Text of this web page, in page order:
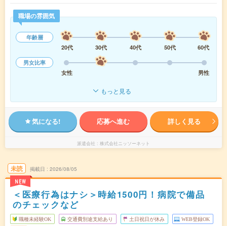
職場の雰囲気
年齢層
20代
30代 40代 50代
60代
男女比率
女性
男性
もっと見る
気になる! 応募へ進む 詳しく見る
派遣会社 株式会社ニッソーネット
未読
NEW
掲載日 2026/08/05
＜医療行為はナシ＞時給1500円！病院で備品
のチェックなど
職種未経験OK 交通費別途支給あり 土日祝日が休み WEB登録OK